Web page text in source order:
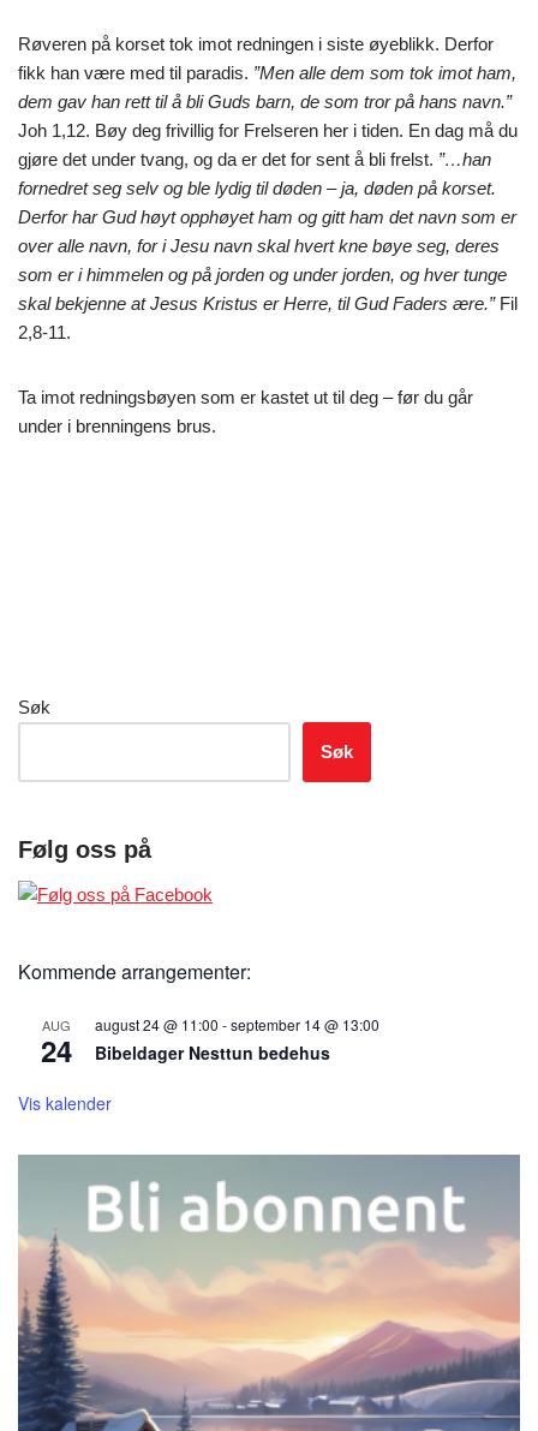
Røveren på korset tok imot redningen i siste øyeblikk. Derfor
fikk han være med til paradis. ”Men alle dem som tok imot ham,
dem gav han rett til å bli Guds barn, de som tror på hans navn.”
Joh 1,12. Bøy deg frivillig for Frelseren her i tiden. En dag må du
gjøre det under tvang, og da er det for sent å bli frelst. ”…han
fornedret seg selv og ble lydig til døden – ja, døden på korset.
Derfor har Gud høyt opphøyet ham og gitt ham det navn som er
over alle navn, for i Jesu navn skal hvert kne bøye seg, deres
som er i himmelen og på jorden og under jorden, og hver tunge
skal bekjenne at Jesus Kristus er Herre, til Gud Faders ære.” Fil
2,8-11.
Ta imot redningsbøyen som er kastet ut til deg – før du går
under i brenningens brus.
Søk
Søk
Følg oss på
Kommende arrangementer:
AUG
24
august 24 @ 11:00 -september 14 @ 13:00
Bibeldager Nesttun bedehus
Vis kalender